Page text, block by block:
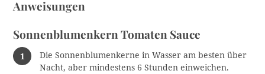
Anweisungen
Sonnenblumenkern Tomaten Sauce
Die Sonnenblumenkerne in Wasser am besten über
Nacht, aber mindestens 6 Stunden einweichen.